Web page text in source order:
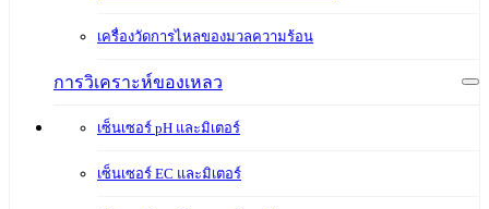
เครื่องวัดการไหลของมวลความร้อน
การวิเคราะห์ของเหลว
เซ็นเซอร์ pH และมิเตอร์
เซ็นเซอร์ EC และมิเตอร์